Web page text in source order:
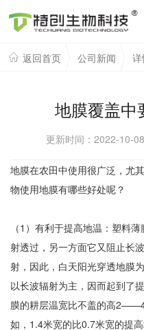
返回首页 公司新闻
地膜覆盖中
更新时间：2022-10-
地膜在农田中使用很广泛，尤
物使用地膜有哪些好处呢？
（1）有利于提高地温：塑料
射透过，另一方面它又阻止长
射，因此，白天阳光穿透地膜
以长波辐射为主，因而起到了
膜的耕层温宽比不盖的高
如，1.4米宽的比0.7米宽的提